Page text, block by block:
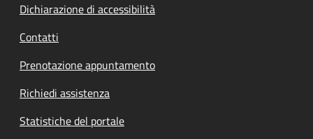
Dichiarazione di accessibilità
Contatti
Prenotazione appuntamento
Richiedi assistenza
Statistiche del portale